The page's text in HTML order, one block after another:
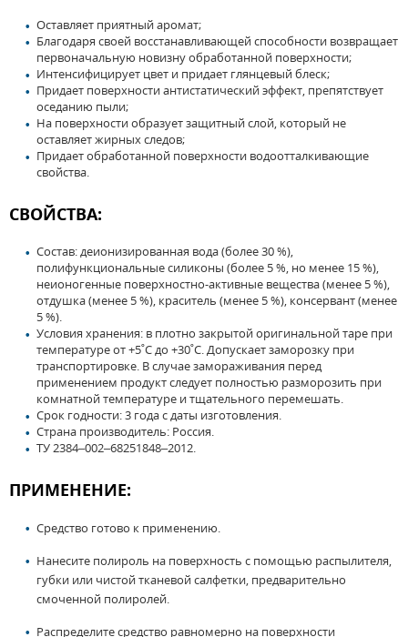
Оставляет приятный аромат;
Благодаря своей восстанавливающей способности возвращает
первоначальную новизну обработанной поверхности;
Интенсифицирует цвет и придает глянцевый блеск;
Придает поверхности антистатический эффект, препятствует
оседанию пыли;
На поверхности образует защитный слой, который не
оставляет жирных следов;
Придает обработанной поверхности водоотталкивающие
свойства.
СВОЙСТВА:
Состав: деионизированная вода (более 30 %),
полифункциональные силиконы (более 5 %, но менее 15 %),
неионогенные поверхностно-активные вещества (менее 5 %),
отдушка (менее 5 %), краситель (менее 5 %), консервант (менее
5 %).
Условия хранения: в плотно закрытой оригинальной таре при
температуре от +5˚С до +30˚С. Допускает заморозку при
транспортировке. В случае замораживания перед
применением продукт следует полностью разморозить при
комнатной температуре и тщательного перемешать.
Срок годности: 3 года с даты изготовления.
Страна производитель: Россия.
ТУ 2384–002–68251848–2012.
ПРИМЕНЕНИЕ:
Средство готово к применению.
Нанесите полироль на поверхность с помощью распылителя,
губки или чистой тканевой салфетки, предварительно
смоченной полиролей.
Распределите средство равномерно на поверхности